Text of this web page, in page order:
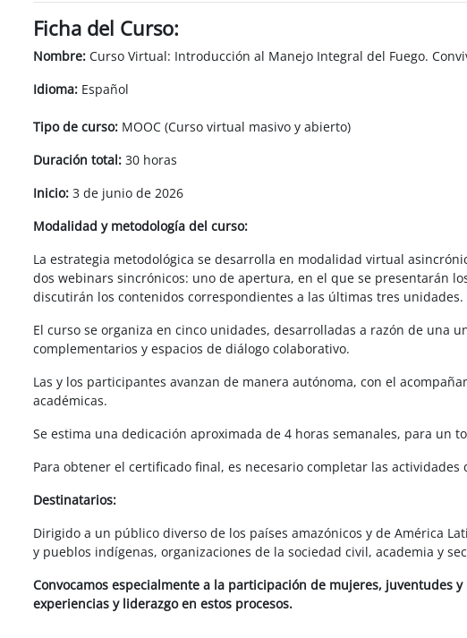
Ficha del Curso:
Nombre: Curso Virtual: Introducción al Manejo Integral del Fuego.
Idioma: Español
Tipo de curso: MOOC (Curso virtual masivo y abierto)
Duración total: 30 horas
Inicio: 3 de junio de 2026
Modalidad y metodología del curso:
La estrategia metodológica se desarrolla en modalidad virtual
dos webinars sincrónicos: uno de apertura, en el que se presentarán
discutirán los contenidos correspondientes a las últimas tres unidades.
El curso se organiza en cinco unidades, desarrolladas a razón de una
complementarios y espacios de diálogo colaborativo.
Las y los participantes avanzan de manera autónoma, con el
académicas.
Se estima una dedicación aproximada de 4 horas semanales, para
Para obtener el certificado final, es necesario completar las
Destinatarios:
Dirigido a un público diverso de los países amazónicos y de América
y pueblos indígenas, organizaciones de la sociedad civil, academia y
Convocamos especialmente a la participación de mujeres, juventudes
experiencias y liderazgo en estos procesos.